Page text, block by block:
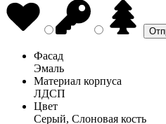
Фасад
Эмаль
Материал корпуса
ЛДСП
Цвет
Серый, Слоновая кость